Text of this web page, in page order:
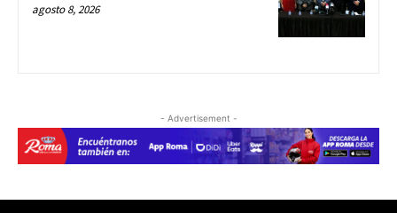
agosto 8, 2026
- Advertisement -